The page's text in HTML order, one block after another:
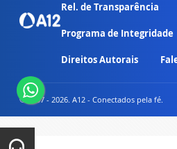
Rel. de Transparência
Programa de Integridade
Direitos Autorais
© 2007 - 2026. A12 - Conectados pela fé.